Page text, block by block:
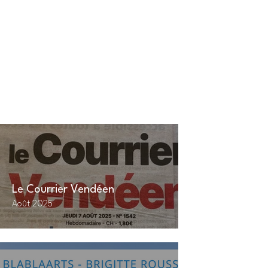
Le Courrier Vendéen
Août 2025